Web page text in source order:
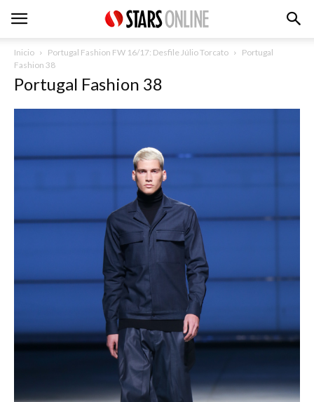
Inicio Portugal Fashion FW 16/17: Desfile Júlio Torcato
Portugal
Fashion 38
Portugal Fashion 38